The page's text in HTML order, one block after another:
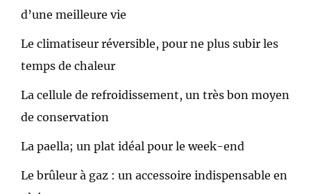
d’une meilleure vie
Le climatiseur réversible, pour ne plus subir les
temps de chaleur
La cellule de refroidissement, un très bon moyen
de conservation
La paella; un plat idéal pour le week-end
Le brûleur à gaz : un accessoire indispensable en